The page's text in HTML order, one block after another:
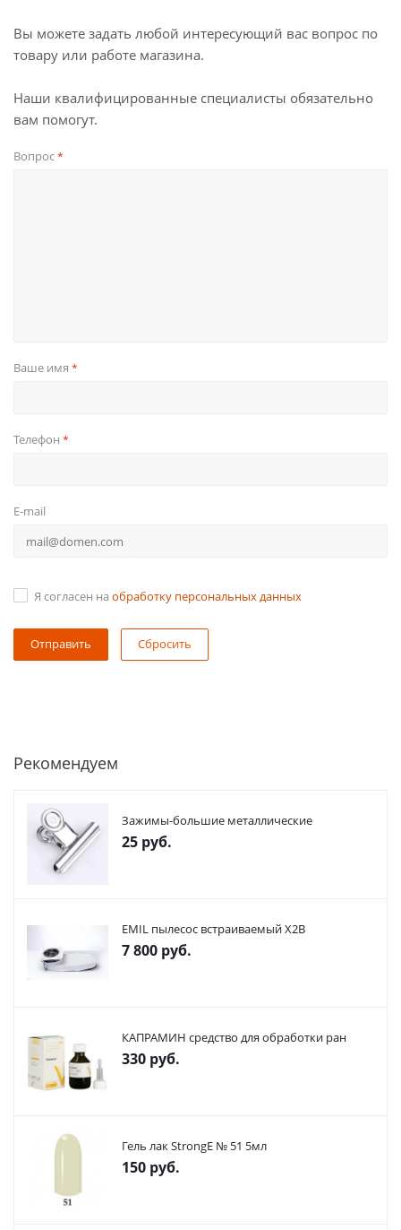
Вы можете задать любой интересующий вас вопрос по
товару или работе магазина.
Наши квалифицированные специалисты обязательно
вам помогут.
Вопрос*
Ваше имя *
Телефон *
E-mail
Я согласен на обработку персональных данных
Сбросить
Рекомендуем
Зажимы-большие металлические
25 руб.
EMIL пылесос встраиваемый X2В
7 800 руб.
КАПРАМИН средство для обработки ран
330 руб.
Гель лак StrongE № 51 5мл
150 руб.